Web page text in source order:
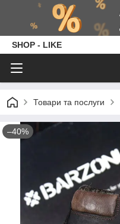
SHOP - LIKE
Товари та послуги
–40%